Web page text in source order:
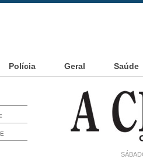
Polícia Geral Saúde